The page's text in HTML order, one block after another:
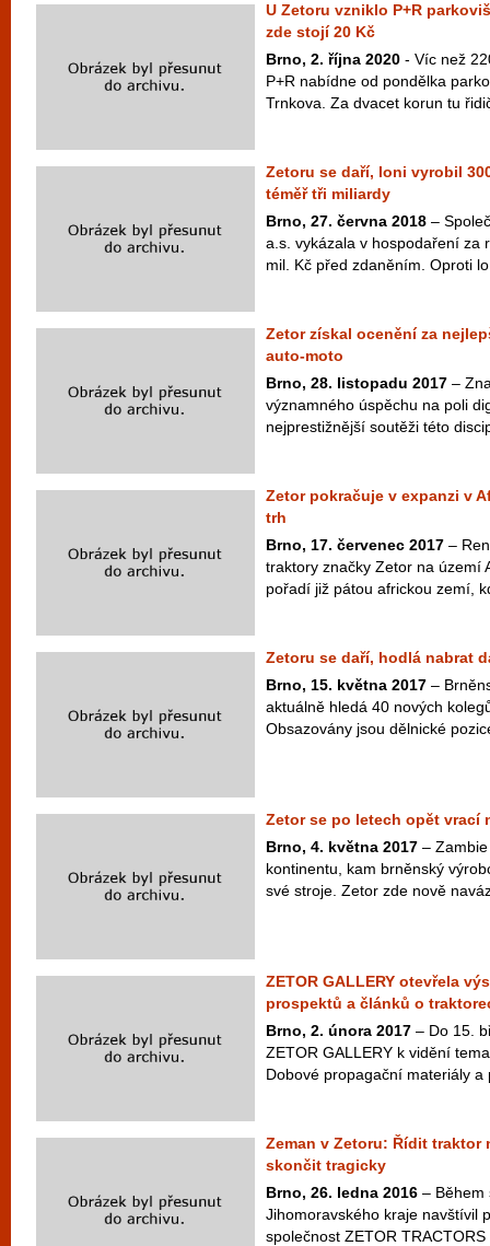
U Zetoru vzniklo P+R
zde stojí 20 Kč
Brno, 2. října 2020 - Víc než
P+R nabídne od pondělka
Trnkova. Za dvacet korun tu
Zetoru se daří, loni vyrobil
téměř tři miliardy
Brno, 27. června 2018 –
a.s. vykázala v hospodaření za
mil. Kč před zdaněním. Oproti
Zetor získal ocenění za
auto-moto
Brno, 28. listopadu 2017 –
významného úspěchu na poli
nejprestižnější soutěži této
Zetor pokračuje v expanzi v
trh
Brno, 17. červenec 2017 –
traktory značky Zetor na území
pořadí již pátou africkou zemí,
Zetoru se daří, hodlá nabrat
Brno, 15. května 2017 –
aktuálně hledá 40 nových
Obsazovány jsou dělnické
Zetor se po letech opět vrací
Brno, 4. května 2017 –
kontinentu, kam brněnský
své stroje. Zetor zde nově
ZETOR GALLERY otevřela
prospektů a článků o
Brno, 2. února 2017 – Do 15.
ZETOR GALLERY k vidění
Dobové propagační materiály a
Zeman v Zetoru: Řídit traktor
skončit tragicky
Brno, 26. ledna 2016 – Během
Jihomoravského kraje navštívil
společnost ZETOR